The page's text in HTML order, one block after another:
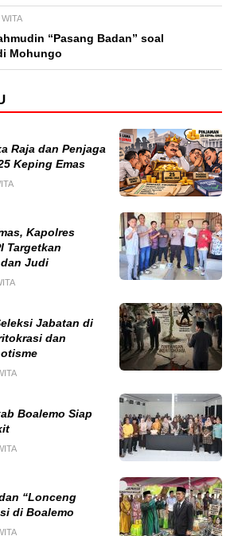
“Pasang Badan” soal
Mohungo
Raja dan Penjaga
Keping Emas
Kapolres
Targetkan
Judi
Jabatan di
dan
Boalemo Siap
“Lonceng
di Boalemo